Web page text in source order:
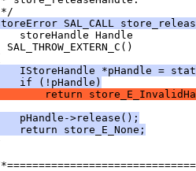
SAL_CALL
IStoreHandle *pHandle =
if (!pHandle)
return
pHandle->release();
return store_E_None;